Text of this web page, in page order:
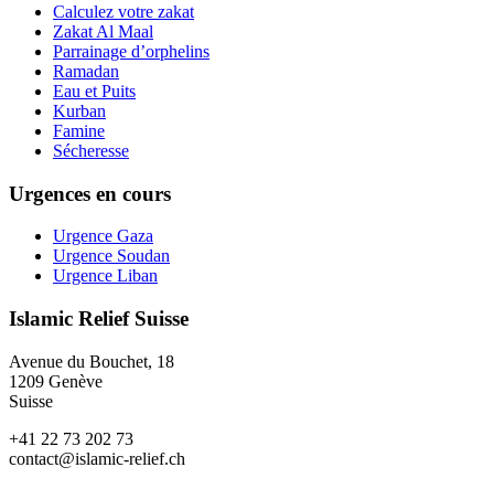
Calculez votre zakat
Zakat Al Maal
Parrainage d’orphelins
Ramadan
Eau et Puits
Kurban
Famine
Sécheresse
Urgences en cours
Urgence Gaza
Urgence Soudan
Urgence Liban
Islamic Relief Suisse
Avenue du Bouchet, 18
1209 Genève
Suisse
+41 22 73 202 73
contact@islamic-relief.ch